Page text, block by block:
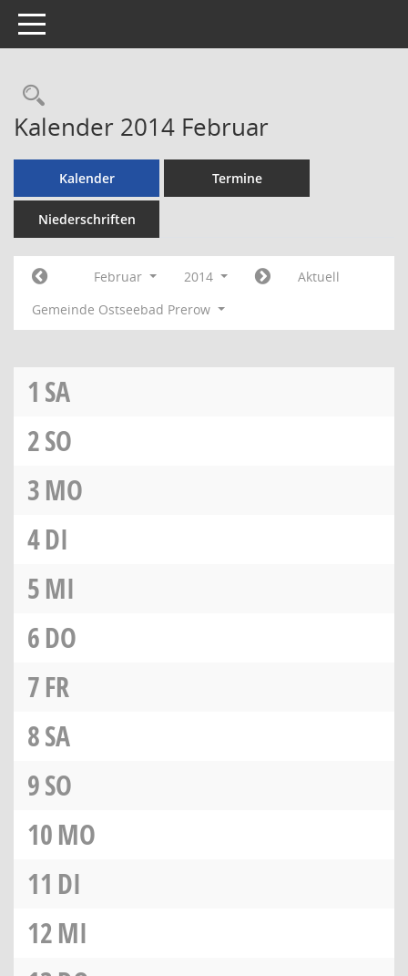
Toggle navigation
Rechercheauswahl
Kalender 2014 Februar
Kalender Termine
Niederschriften
Februar 2014
Aktuell
Gemeinde Ostseebad Prerow
1 SA
2SO
3MO
4DI
5MI
6DO
7FR
8SA
9SO
10MO
11 DI
12MI